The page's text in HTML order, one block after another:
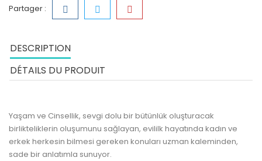
Partager :
DESCRIPTION
DÉTAILS DU PRODUIT
Yaşam ve Cinsellik, sevgi dolu bir bütünlük oluşturacak
birlikteliklerin oluşumunu sağlayan, evililk hayatında kadın ve
erkek herkesin bilmesi gereken konuları uzman kaleminden,
sade bir anlatımla sunuyor.